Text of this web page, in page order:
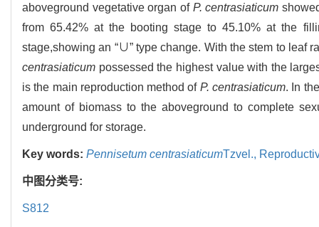
aboveground vegetative organ of P. centrasiaticum
from 65.42% at the booting stage to 45.10% at the
stage,showing an “∪” type change. With the stem to leaf
centrasiaticum possessed the highest value with the
is the main reproduction method of P. centrasiaticum. In
amount of biomass to the aboveground to complete
underground for storage.
Key words: Pennisetum centrasiaticumTzvel.,
中图分类号:
S812